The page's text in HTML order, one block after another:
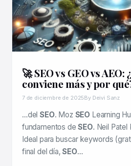
🚀 SEO vs GEO vs AEO:
conviene más y por
7 de diciembre de 2025By Deivi Sanz
…delSEO. Moz SEO Learning
fundamentos deSEO. Neil Patel
Ideal para buscar keywords
final del día,SEO…